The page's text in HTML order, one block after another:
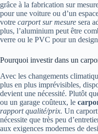
grâce à la fabrication sur
pour une voiture ou d’un
votre carport sur mesure sera
plus, l’aluminium peut être
verre ou le PVC pour un
Pourquoi investir dans un
Avec les changements
plus en plus imprévisibles,
devient une nécessité. Plutôt
ou un garage coûteux, le
rapport qualité/prix. Un
nécessite que très peu
aux exigences modernes de